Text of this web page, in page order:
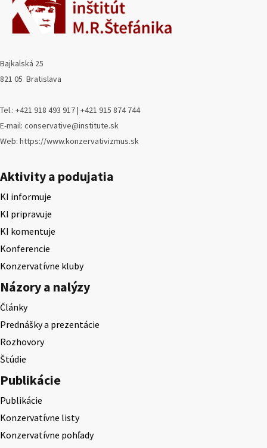
Bajkalská 25
821 05 Bratislava
Tel.: +421 918 493 917 | +421 915 874 744
E-mail: conservative@institute.sk
Web: https://www.konzervativizmus.sk
Aktivity a podujatia
KI informuje
KI pripravuje
KI komentuje
Konferencie
Konzervatívne kluby
Názory a nalýzy
Články
Prednášky a prezentácie
Rozhovory
Štúdie
Publikácie
Publikácie
Konzervatívne listy
Konzervatívne pohľady